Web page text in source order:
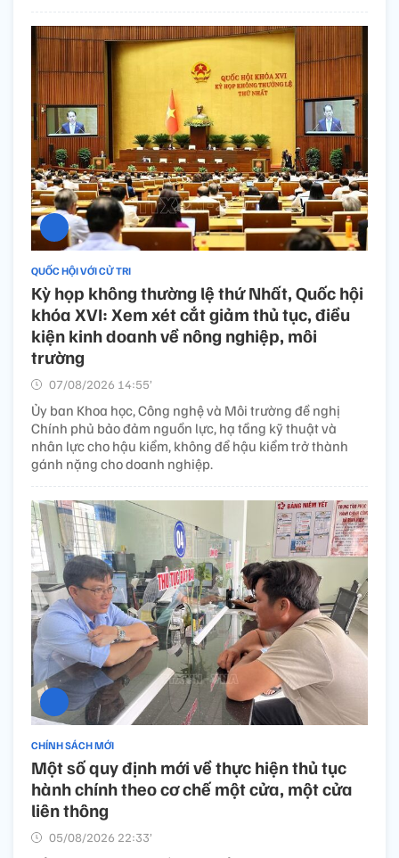
QUỐC HỘI VỚI CỬ TRI
Kỳ họp không thường lệ thứ Nhất, Quốc hội
khóa XVI: Xem xét cắt giảm thủ tục, điều
kiện kinh doanh về nông nghiệp, môi
trường
07/08/2026 14:55’
Ủy ban Khoa học, Công nghệ và Môi trường đề nghị
Chính phủ bảo đảm nguồn lực, hạ tầng kỹ thuật và
nhân lực cho hậu kiểm, không để hậu kiểm trở thành
gánh nặng cho doanh nghiệp.
CHÍNH SÁCH MỚI
Một số quy định mới về thực hiện thủ tục
hành chính theo cơ chế một cửa, một cửa
liên thông
05/08/2026 22:33’